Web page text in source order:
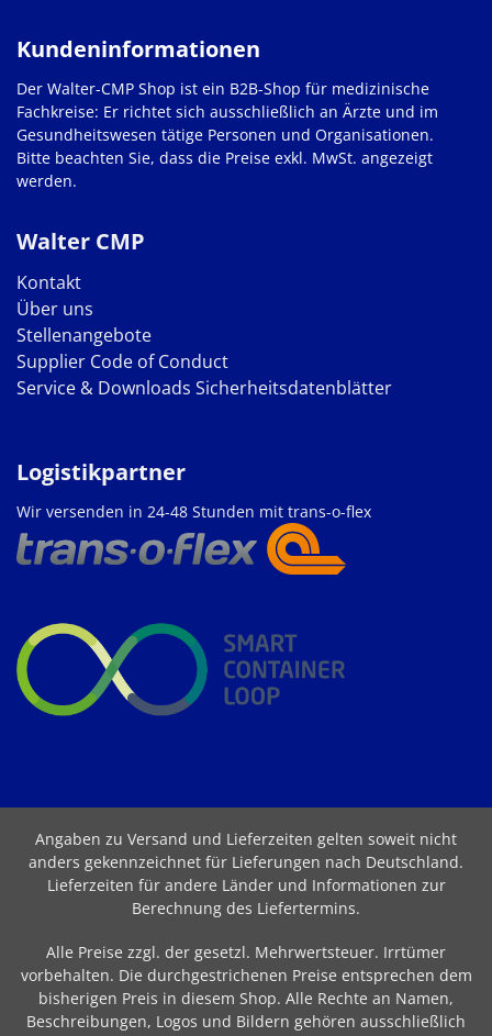
Walter CMP
Kontakt
Über uns
Stellenangebote
Supplier Code of Conduct
Service & Downloads Sicherheitsdatenblätter
Kundeninformationen
Der Walter-CMP Shop ist ein B2B-Shop für medizinische
Fachkreise: Er richtet sich ausschließlich an Ärzte und im
Gesundheitswesen tätige Personen und Organisationen.
Bitte beachten Sie, dass die Preise exkl. MwSt. angezeigt
werden.
Logistikpartner
Wir versenden in 24-48 Stunden mit trans-o-flex
Angaben zu Versand und Lieferzeiten gelten soweit nicht
anders gekennzeichnet für Lieferungen nach Deutschland.
Lieferzeiten für andere Länder und Informationen zur
Berechnung des Liefertermins.
Alle Preise zzgl. der gesetzl. Mehrwertsteuer. Irrtümer
vorbehalten. Die durchgestrichenen Preise entsprechen dem
bisherigen Preis in diesem Shop. Alle Rechte an Namen,
Beschreibungen, Logos und Bildern gehören ausschließlich